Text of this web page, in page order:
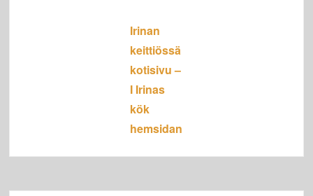
Irinan
keittiössä
kotisivu –
I Irinas
kök
hemsidan